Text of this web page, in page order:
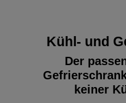
Kühl- und
Der
keiner